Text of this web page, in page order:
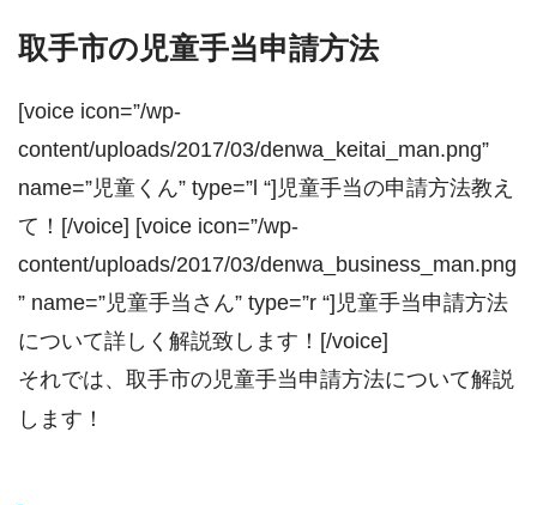
取手市の児童手当申請方法
[voice icon=”/wp-
content/uploads/2017/03/denwa_keitai_man.png”
name=”児童くん” type=”l “]児童手当の申請方法教え
て！[/voice] [voice icon=”/wp-
content/uploads/2017/03/denwa_business_man.png
” name=”児童手当さん” type=”r “]児童手当申請方法
について詳しく解説致します！[/voice]
それでは、取手市の児童手当申請方法について解説
します！